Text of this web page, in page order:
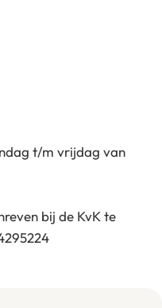
t/m vrijdag van
bij de KvK te